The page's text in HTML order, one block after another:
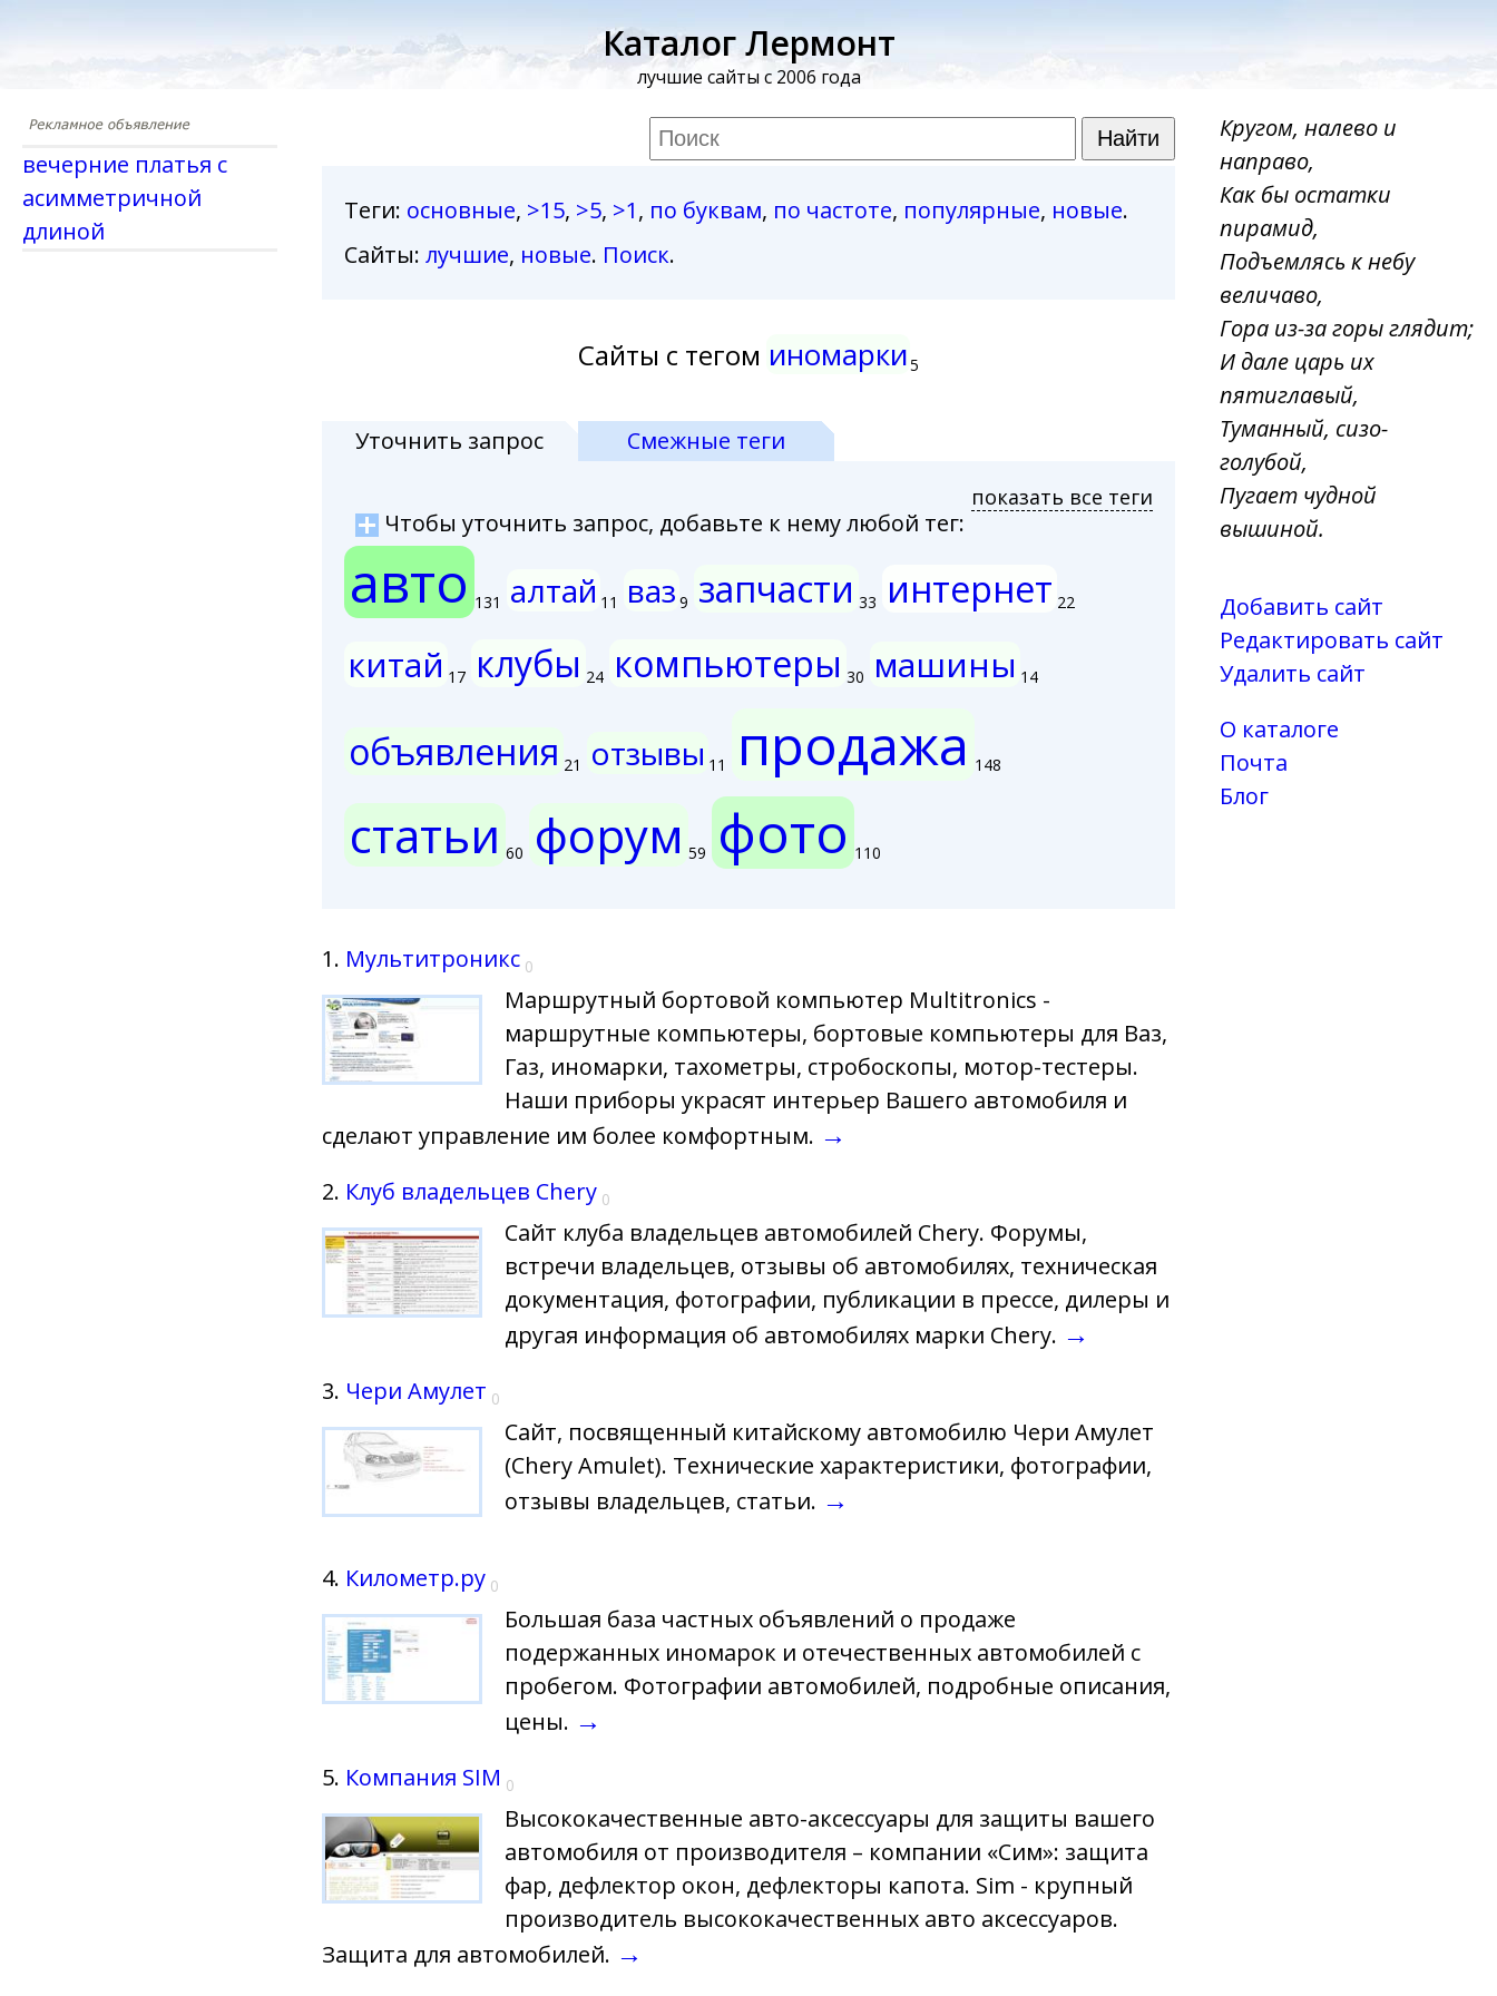
Каталог Лермонт
лучшие сайты с 2006 года
вечерние платья с
асимметричной
длиной
Теги: основные, >15, >5, >1, по буквам, по частоте, популярные, новые.
Сайты: лучшие, новые. Поиск.
Сайты с тегом иномарки5
Уточнить запрос Смежные теги
показать все теги
Чтобы уточнить запрос, добавьте к нему любой тег:
авто 131 алтай 11 ваз 9 запчасти 33 интернет 22
китай 17 клубы 24 компьютеры 30 машины 14
объявления 21 отзывы 11 продажа 148
статьи 60 форум 59 фото 110
1. Мультитроникс0
Маршрутный бортовой компьютер Multitronics -
маршрутные компьютеры, бортовые компьютеры для Ваз,
Газ, иномарки, тахометры, стробоскопы, мотор-тестеры.
Наши приборы украсят интерьер Вашего автомобиля и
сделают управление им более комфортным. →
2. Клуб владельцев Chery 0
Сайт клуба владельцев автомобилей Chery. Форумы,
встречи владельцев, отзывы об автомобилях, техническая
документация, фотографии, публикации в прессе, дилеры и
другая информация об автомобилях марки Chery. →
3. Чери Амулет 0
Сайт, посвященный китайскому автомобилю Чери Амулет
(Chery Amulet). Технические характеристики, фотографии,
отзывы владельцев, статьи. →
4. Километр.ру 0
Большая база частных объявлений о продаже
подержанных иномарок и отечественных автомобилей с
пробегом. Фотографии автомобилей, подробные описания,
цены. →
5. Компания SIM 0
Высококачественные авто-аксессуары для защиты вашего
автомобиля от производителя – компании «Сим»: защита
фар, дефлектор окон, дефлекторы капота. Sim - крупный
производитель высококачественных авто аксессуаров.
Защита для автомобилей. →
Кругом, налево и
направо,
Как бы остатки
пирамид,
Подъемлясь к небу
величаво,
Гора из-за горы глядит;
И дале царь их
пятиглавый,
Туманный, сизо-
голубой,
Пугает чудной
вышиной.
Добавить сайт
Редактировать сайт
Удалить сайт
О каталоге
Почта
Блог